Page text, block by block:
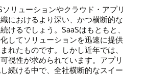
リューションやクラウド・アプリ
におけるより深い、かつ横断的な
けるでしょう。SaaSはもともと、
してソリューションを迅速に提供
れたものです。しかし近年では、
視性が求められています。アプリ
続ける中で、全社横断的なスイー